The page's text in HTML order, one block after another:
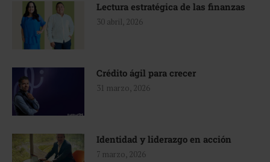
Lectura estratégica de las finanzas
30 abril, 2026
Crédito ágil para crecer
31 marzo, 2026
Identidad y liderazgo en acción
7 marzo, 2026